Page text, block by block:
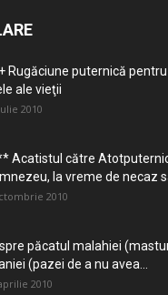
Rugăciune puternică
ale vieţii
2010
Acatistul către
la vreme de necaz
2010
păcatul malahiei
(pazei de a nu avea...
2010